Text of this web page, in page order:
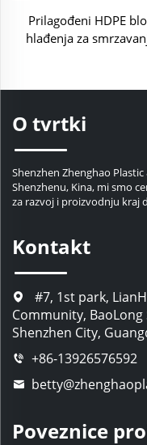
Prilagođeni HDPE
hlađenja za
O tvrtki
Shenzhen Zhenghao
Shenzhenu, Kina, mi smo
za razvoj i proizvodnju kraj
Kontakt
#7, 1st park,
Community,
Shenzhen City,
+86-13926576592
Poveznice